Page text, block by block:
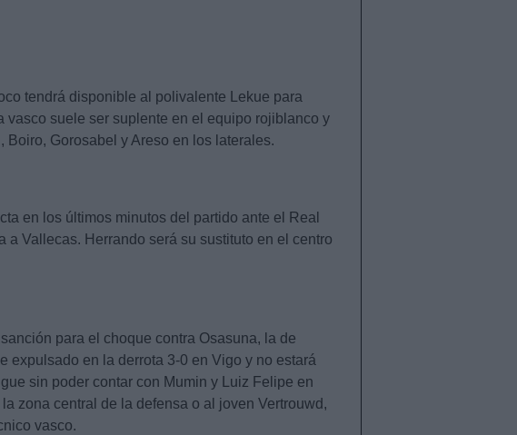
tendrá disponible al polivalente Lekue para
suele ser suplente en el equipo rojiblanco y
Boiro, Gorosabel y Areso en los laterales.
en los últimos minutos del partido ante el Real
a Vallecas. Herrando será su sustituto en el centro
para el choque contra Osasuna, la de
expulsado en la derrota 3-0 en Vigo y no estará
sin poder contar con Mumin y Luiz Felipe en
zona central de la defensa o al joven Vertrouwd,
vasco.